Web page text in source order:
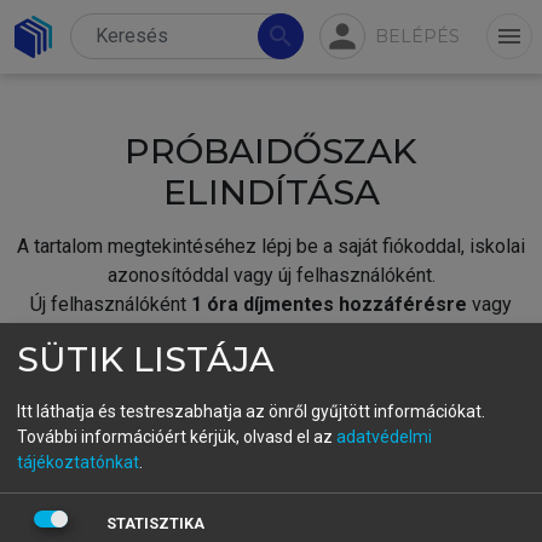
search person BELÉPÉS menu
PRÓBAIDŐSZAK
ELINDÍTÁSA
A tartalom megtekintéséhez lépj be a saját fiókoddal, iskolai
azonosítóddal vagy új felhasználóként.
Új felhasználóként 1 óra díjmentes hozzáférésre vagy
fiókoddal,vagy hozz létre új fiókot.
A regisztráció után apróbaidőszakautomatikusan
BELÉPÉS SAJÁT FIÓKKAL
SÜTIK LISTÁJA
Itt láthatja és testreszabhatja az önről gyűjtött információkat.
További információért kérjük, olvasd el az adatvédelmi
tájékoztatónkat
STATISZTIKA